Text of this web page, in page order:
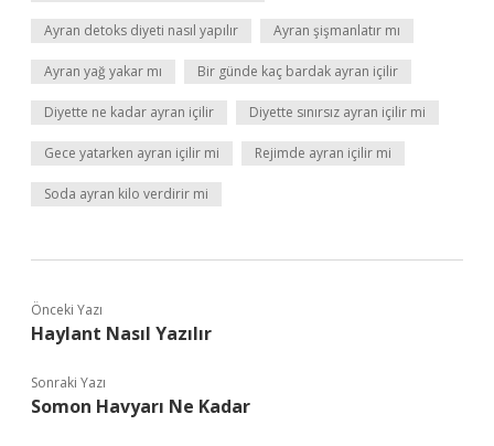
Ayran detoks diyeti nasıl yapılır Ayran şişmanlatır mı
Ayran yağ yakar mı Bir günde kaç bardak ayran içilir
Diyette ne kadar ayran içilir Diyette sınırsız ayran içilir mi
Gece yatarken ayran içilir mi Rejimde ayran içilir mi
Soda ayran kilo verdirir mi
Önceki Yazı
Haylant Nasıl Yazılır
Sonraki Yazı
Somon Havyarı Ne Kadar